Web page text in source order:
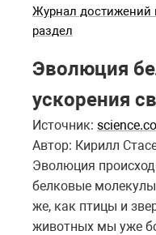
Журнал достижений
раздел
Эволюция
ускорения
Источник:
Автор: Кирилл
Эволюция
белковые
же, как птицы и
животных мы уже